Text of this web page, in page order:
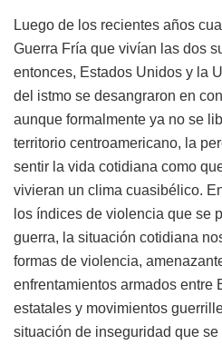
Luego de los recientes años
Guerra Fría que vivían las dos
entonces, Estados Unidos y la
del istmo se desangraron en
aunque formalmente ya no se
territorio centroamericano, la
sentir la vida cotidiana como
vivieran un clima cuasibélico.
los índices de violencia que se
guerra, la situación cotidiana
formas de violencia,
enfrentamientos armados entre
estatales y movimientos
situación de inseguridad que